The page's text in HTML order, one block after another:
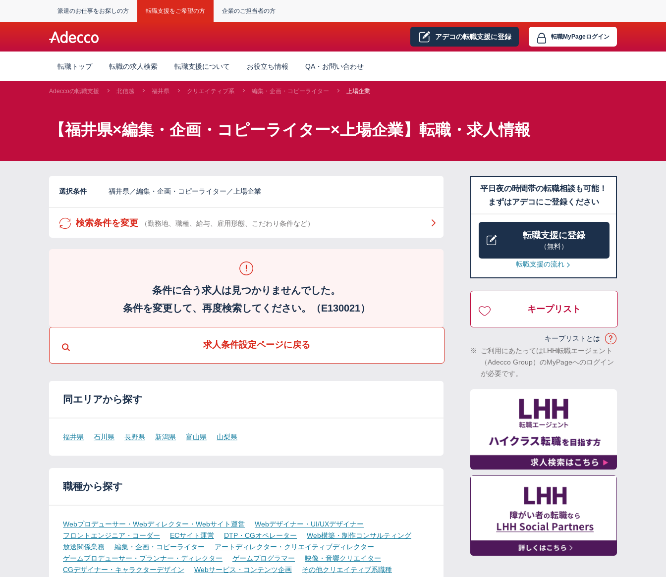
派遣のお仕事をお探しの方 転職支援をご希望の方 企業のご担当者の方
アデコの転職支援に登録 転職MyPageログイン
転職トップ 転職の求人検索 転職支援について お役立ち情報 QA・お問い合わせ
Adeccoの転職支援 北信越 福井県 クリエイティブ系 編集・企画・コピーライター 上場企業
【福井県×編集・企画・コピーライター×上場企業】転職・求人情報
選択条件 福井県／編集・企画・コピーライター／上場企業
検索条件を変更 （勤務地、職種、給与、雇用形態、こだわり条件など）
条件に合う求人は見つかりませんでした。
条件を変更して、再度検索してください。（E130021）
求人条件設定ページに戻る
同エリアから探す
福井県 石川県 長野県 新潟県 富山県 山梨県
職種から探す
Webプロデューサー・Webディレクター・Webサイト運営
Webデザイナー・UI/UXデザイナー
フロントエンジニア・コーダー
ECサイト運営 DTP・CGオペレーター
Web構築・制作コンサルティング
放送関係業務
編集・企画・コピーライター
アートディレクター・クリエイティブディレクター
ゲームプロデューサー・プランナー・ディレクター
ゲームプログラマー
映像・音響クリエイター
CGデザイナー・キャラクターデザイン
Webサービス・コンテンツ企画 その他クリエイティブ系職種
平日夜の時間帯の転職相談も可能！
まずはアデコにご登録ください
転職支援に登録
（無料）
転職支援の流れ
キープリスト
キープリストとは
※
ご利用にあたってはLHH転職エージェント
（Adecco Group）のMyPageへのログイン
が必要です。